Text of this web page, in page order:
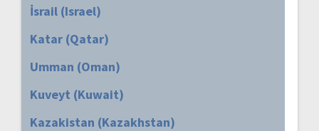
İsrail (Israel)
Katar (Qatar)
Umman (Oman)
Kuveyt (Kuwait)
Kazakistan (Kazakhstan)